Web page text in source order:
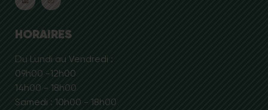
HORAIRES
Du Lundi au Vendredi :
09h00 -12h00
14h00 - 18h00
Samedi : 10h00 - 18h00